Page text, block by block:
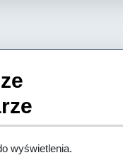
wyświetlenia.